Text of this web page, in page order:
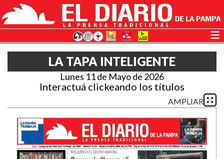
LA TAPA INTELIGENTE
Lunes 11 de Mayo de 2026
Interactuá clickeando los títulos
AMPLIAR